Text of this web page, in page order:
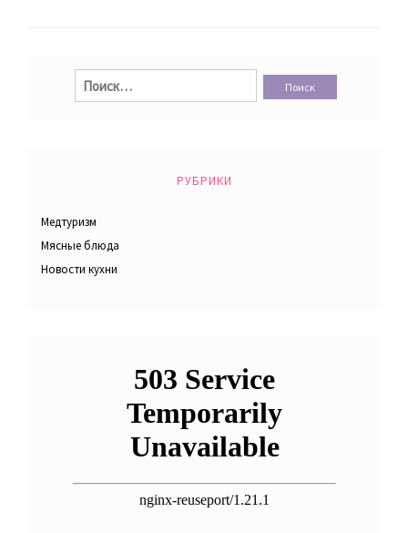
Найти:
РУБРИКИ
Медтуризм
Мясные блюда
Новости кухни